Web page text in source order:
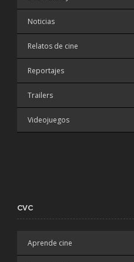
Noticias
Relatos de cine
Reportajes
Trailers
Videojuegos
CVC
Aprende cine